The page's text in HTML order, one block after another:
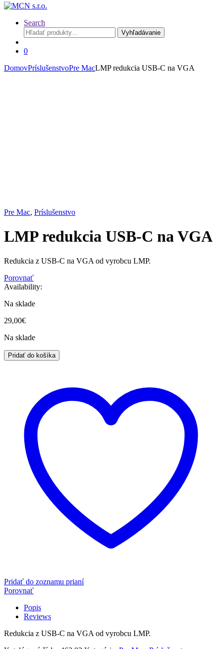
Search
Hľadať:
Vyhľadávanie
0
DomovPríslušenstvoPre MacLMP redukcia USB-C na VGA
Pre Mac, Príslušenstvo
LMP redukcia USB-C na VGA
Redukcia z USB-C na VGA od vyrobcu LMP.
Porovnať
Availability:
Na sklade
29,00€
Na sklade
LMP
redukcia
Pridať do košíka
Pridať do zoznamu prianí
Porovnať
Popis
Reviews
Redukcia z USB-C na VGA od vyrobcu LMP.